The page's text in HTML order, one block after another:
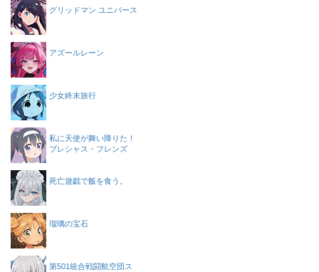
グリッドマン ユニバース
アズールレーン
少女終末旅行
私に天使が舞い降りた！
プレシャス・フレンズ
死亡遊戯で飯を食う。
瑠璃の宝石
第501統合戦闘航空団ス